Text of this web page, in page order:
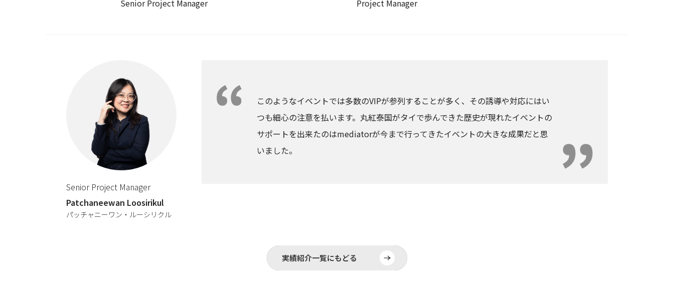
Senior Project Manager Project Manager
Senior Project Manager
Patchaneewan Loosirikul
パッチャニーワン・ルーシリクル
このようなイベントでは多数のVIPが参列することが多く、その誘導や対応にはい
つも細心の注意を払います。丸紅泰国がタイで歩んできた歴史が現れたイベントの
サポートを出来たのはmediatorが今まで行ってきたイベントの大きな成果だと思
いました。
実績紹介一覧にもどる